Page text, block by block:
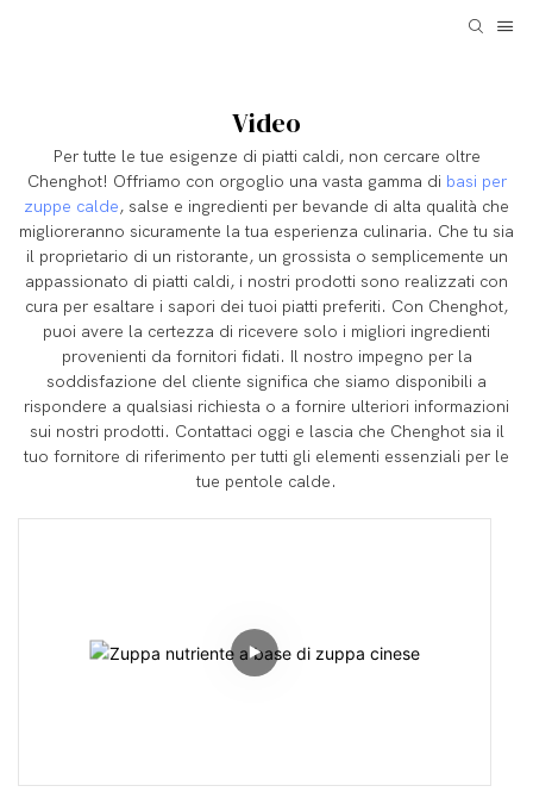
Video
Per tutte le tue esigenze di piatti caldi, non cercare oltre
Chenghot! Offriamo con orgoglio una vasta gamma di basi per
zuppe calde, salse e ingredienti per bevande di alta qualità che
miglioreranno sicuramente la tua esperienza culinaria. Che tu sia
il proprietario di un ristorante, un grossista o semplicemente un
appassionato di piatti caldi, i nostri prodotti sono realizzati con
cura per esaltare i sapori dei tuoi piatti preferiti. Con Chenghot,
puoi avere la certezza di ricevere solo i migliori ingredienti
provenienti da fornitori fidati. Il nostro impegno per la
soddisfazione del cliente significa che siamo disponibili a
rispondere a qualsiasi richiesta o a fornire ulteriori informazioni
sui nostri prodotti. Contattaci oggi e lascia che Chenghot sia il
tuo fornitore di riferimento per tutti gli elementi essenziali per le
tue pentole calde.